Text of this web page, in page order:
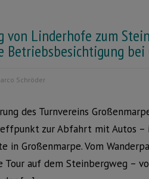
von Linderhofe zum
Betriebsbesichtigung
Schröder
des Turnvereins
zur Abfahrt mit Autos –
in Großenmarpe. Vom
Tour auf dem Steinbergweg –